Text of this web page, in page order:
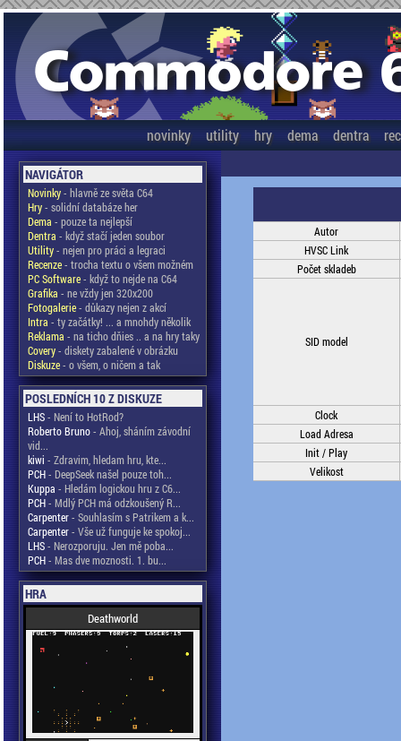
novinky utility hry dema dentra
NAVIGÁTOR
Novinky- hlavně ze světa C64
Hry- solidní databáze her
Dema - pouze ta nejlepší
Dentra - když stačí jeden soubor
Utility- nejen pro práci a legraci
Recenze- trocha textu o všem možném
PC Software- když to nejde na C64
Grafika - ne vždy jen 320x200
Fotogalerie- důkazy nejen z akcí
Intra - ty začátky! ... a mnohdy několik
Reklama - na ticho dňies .. a na hry taky
Covery- diskety zabalené v obrázku
Diskuze- o všem, o ničem a tak
POSLEDNÍCH 10 Z DISKUZE
LHS- Není to HotRod?
Roberto Bruno- Ahoj, sháním závodní
vid...
kiwi - Zdravim, hledam hru, kte...
PCH- DeepSeek našel pouze toh...
Kuppa - Hledám logickou hru z C6...
PCH- Mdlý PCH má odzkoušený R...
Carpenter- Souhlasím s Patrikem a k...
Carpenter- Vše už funguje ke spokoj...
LHS- Nerozporuju. Jen mě poba...
PCH- Mas dve moznosti. 1. bu...
HRA
Deathworld
Autor
HVSC Link
Počet skladeb
SID model
Clock
Load Adresa
Init / Play
Velikost